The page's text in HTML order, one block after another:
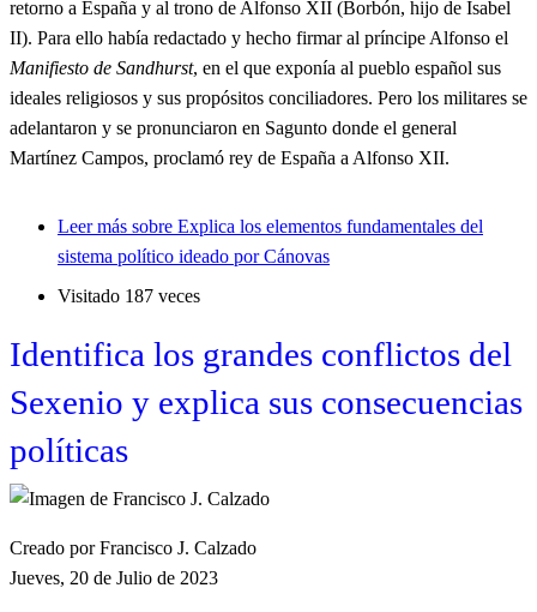
retorno a España y al trono de Alfonso XII (Borbón, hijo de Isabel
II). Para ello había redactado y hecho firmar al príncipe Alfonso el
Manifiesto de Sandhurst, en el que exponía al pueblo español sus
ideales religiosos y sus propósitos conciliadores. Pero los militares se
adelantaron y se pronunciaron en Sagunto donde el general
Martínez Campos, proclamó rey de España a Alfonso XII.
Leer más sobre Explica los elementos fundamentales del
sistema político ideado por Cánovas
Visitado 187 veces
Identifica los grandes conflictos del
Sexenio y explica sus consecuencias
políticas
Creado por Francisco J. Calzado
Jueves, 20 de Julio de 2023